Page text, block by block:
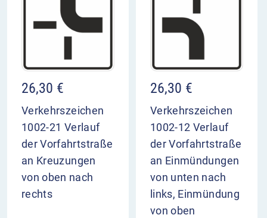
26,30 €
Verkehrszeichen
1002-21 Verlauf
der Vorfahrtstraße
an Kreuzungen
von oben nach
rechts
26,30 €
Verkehrszeichen
1002-12 Verlauf
der Vorfahrtstraße
an Einmündungen
von unten nach
links, Einmündung
von oben